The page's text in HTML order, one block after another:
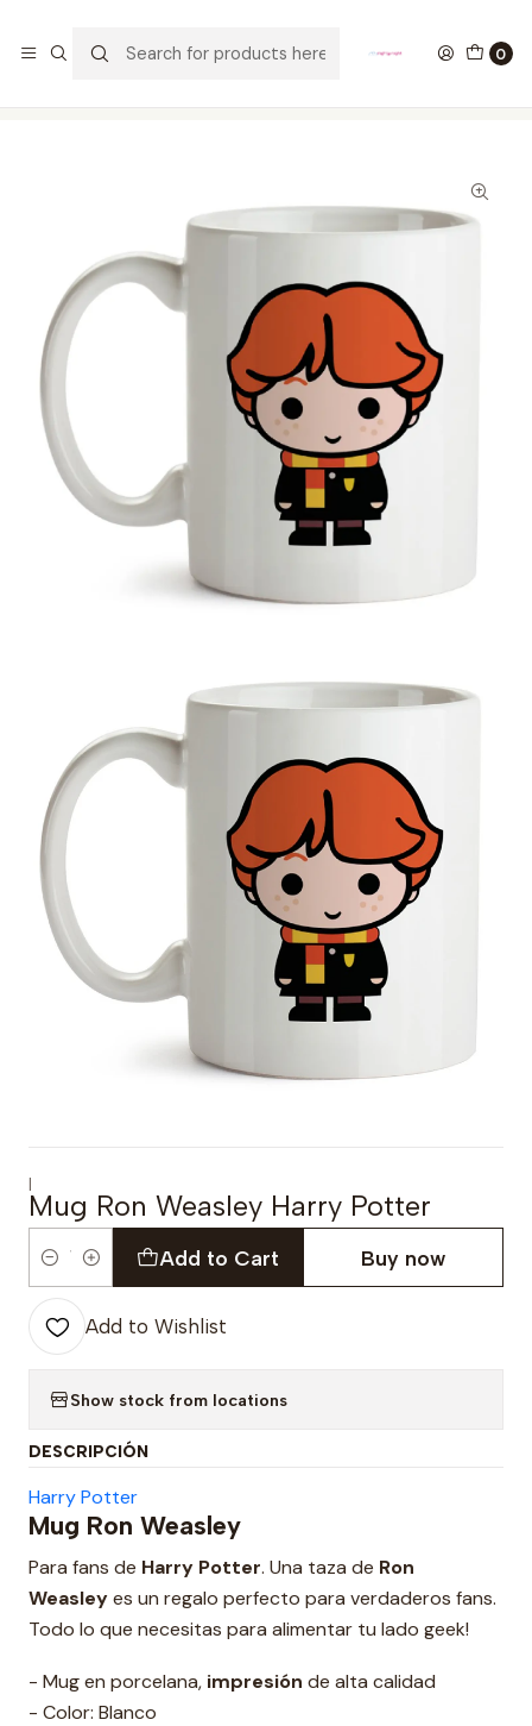
0
|
Mug Ron Weasley Harry Potter
Quantity
Add to Cart Buy now
Add to Wishlist
Show stock from locations
DESCRIPCIÓN
Harry Potter
Mug Ron Weasley
Para fans de Harry Potter. Una taza de Ron
Weasleyes un regalo perfecto para verdaderos fans.
Todo lo que necesitas para alimentar tu lado geek!
- Mug en porcelana, impresión de alta calidad
- Color: Blanco